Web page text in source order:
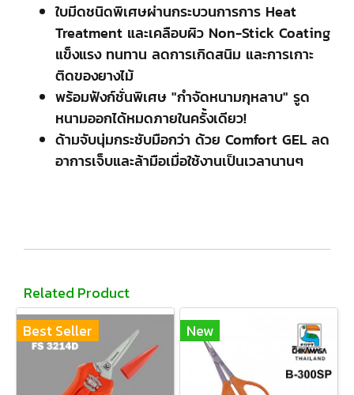
ใบมีดชนิดพิเศษผ่านกระบวนการการ Heat
Treatment และเคลือบผิว Non-Stick Coating
แข็งแรง ทนทาน ลดการเกิดสนิม และการเกาะ
ติดของยางไม้
พร้อมฟังก์ชั่นพิเศษ "กำจัดหนามกุหลาบ" รูด
หนามออกได้หมดภายในครั้งเดียว!
ด้ามจับนุ่มกระชับมือกว่า ด้วย Comfort GEL ลด
อาการเจ็บและล้ามือเมื่อใช้งานเป็นเวลานานๆ
Related Product
Best Seller
New